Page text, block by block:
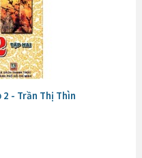
- Trần Thị Thìn